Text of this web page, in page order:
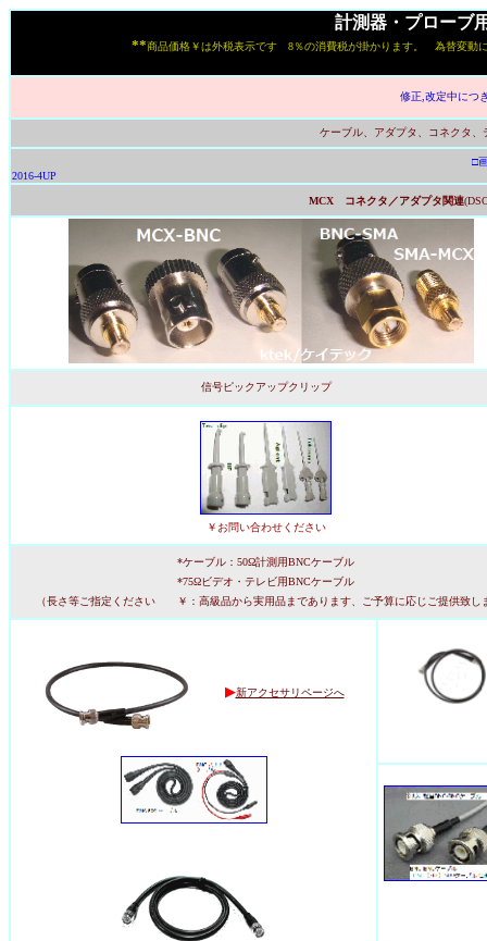
計測器・プローブ
**商品価格￥は外税表示です 8％の消費税が掛かります。 為替変動
修正,改定中につ
ケーブル、アダプタ、コネクタ
□
2016-4UP
MCX コネクタ／アダプタ関連
信号ピックアップクリップ
￥お問い合わせください
*ケーブル：50Ω計測用BNCケーブル
*75Ωビデオ・テレビ用BNCケーブル
（長さ等ご指定ください ￥：高級品から実用品まであります、ご予算に応じご提供致し
▶新アクセサリページへ